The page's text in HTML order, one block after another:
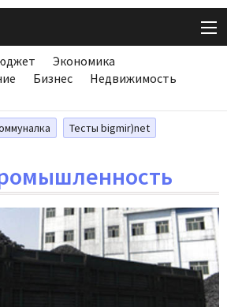
Экономика
Бизнес
Недвижимость
Тесты bigmir)net